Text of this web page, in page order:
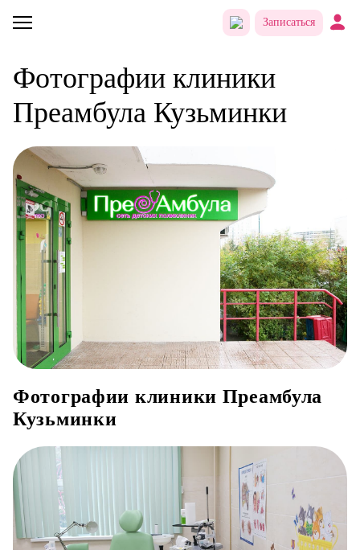
Записаться
Фотографии клиники
Преамбула Кузьминки
Фотографии клиники Преамбула
Кузьминки